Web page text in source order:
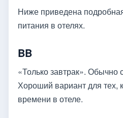
Ниже приведена
питания в отелях.
BB
«Только завтрак». Обычно
Хороший вариант для тех,
времени в отеле.